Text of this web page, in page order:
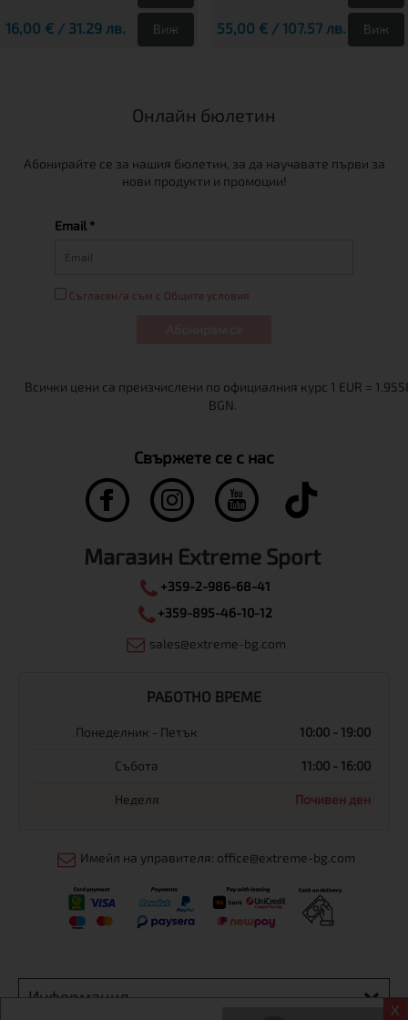
X
16,00 € / 31.29 лв. Виж 55,00 € / 107.57 лв. Виж
Онлайн бюлетин
Абонирайте се за нашия бюлетин, за да научавате първи за
нови продукти и промоции!
Email *
Съгласен/а съм с Общите условия
Свържете се с нас
Магазин Extreme Sport
+359-2-986-68-41
+359-895-46-10-12
sales@extreme-bg.com
РАБОТНО ВРЕМЕ
Понеделник - Петък 10:00 - 19:00
Събота 11:00 - 16:00
Неделя Почивен ден
Имейл на управителя: office@extreme-bg.com
Информация